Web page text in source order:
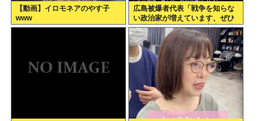
【動画】イロモネアのやす子
www
広島被爆者代表「戦争を知らな
い政治家が増えています、ぜひ
原爆資料館に見学へ」高市早苗
「はぁ…(ため息)」ジロッ